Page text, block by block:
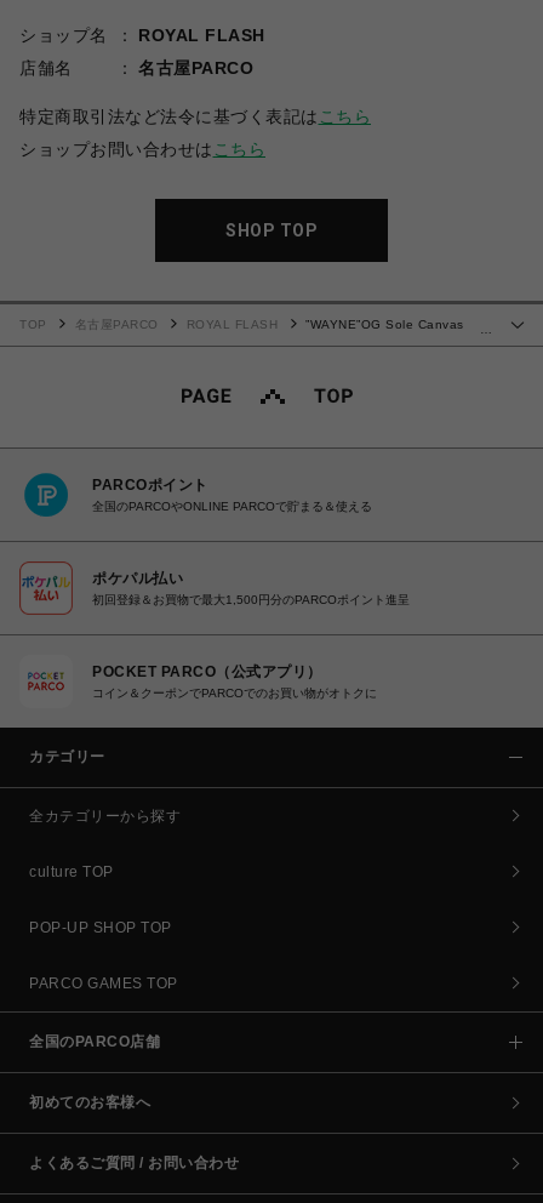
ショップ名
ROYAL FLASH
店舗名
名古屋PARCO
特定商取引法など法令に基づく表記は こちら
ショップお問い合わせは こちら
SHOP TOP
…
TOP 名古屋PARCO ROYAL FLASH
”WAYNE”OG Sole Canvas
PARCOポイント
全国のPARCOやONLINE PARCOで貯まる＆使える
ポケパル払い
初回登録＆お買物で最大1,500円分のPARCOポイント進呈
POCKET PARCO（公式アプリ）
コイン＆クーポンでPARCOでのお買い物がオトクに
カテゴリー
全カテゴリーから探す
culture TOP
POP-UP SHOP TOP
PARCO GAMES TOP
全国のPARCO店舗
初めてのお客様へ
よくあるご質問 / お問い合わせ